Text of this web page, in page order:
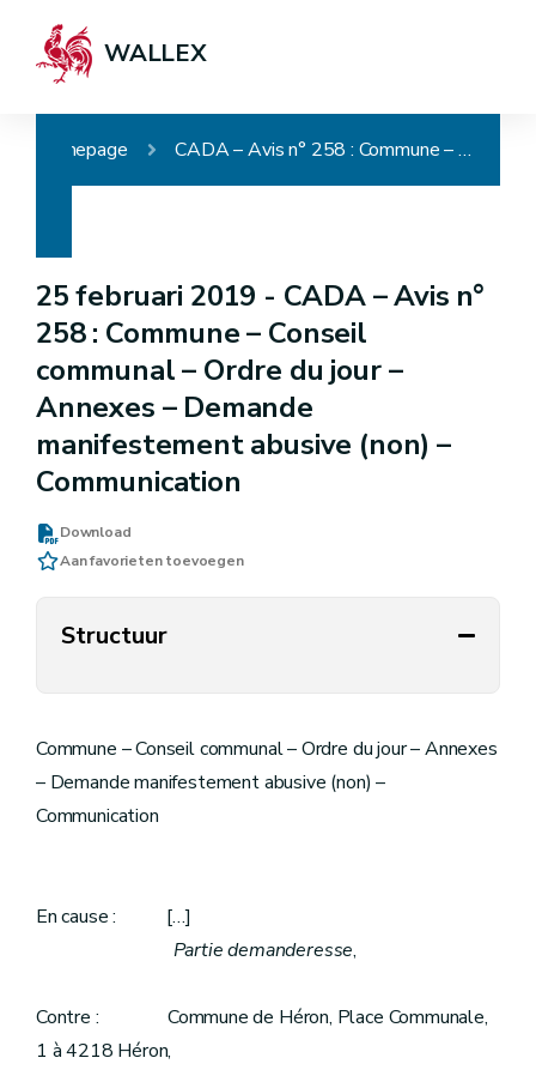
WALLEX
Homepage CADA – Avis n° 258 : Commune – Conseil communal – Ordre du jour – Annexes – Demande manifestement abusive (non) – Communication
25 februari 2019 - CADA – Avis n°
258 : Commune – Conseil
communal – Ordre du jour –
Annexes – Demande
manifestement abusive (non) –
Communication
Download
Aan favorieten toevoegen
Structuur
Commune – Conseil communal – Ordre du jour – Annexes
– Demande manifestement abusive (non) –
Communication
En cause : […]
Partie demanderesse,
Contre : Commune de Héron, Place Communale,
1 à 4218 Héron,